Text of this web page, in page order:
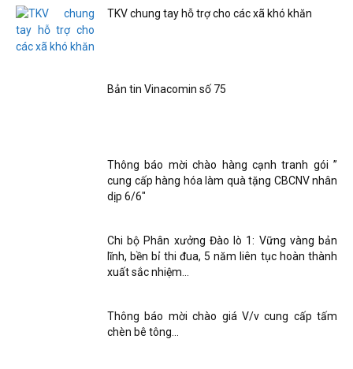
TKV chung tay hỗ trợ cho các xã khó khăn
Bản tin Vinacomin số 75
Thông báo mời chào hàng cạnh tranh gói ”
cung cấp hàng hóa làm quà tặng CBCNV nhân
dịp 6/6″
Chi bộ Phân xưởng Đào lò 1: Vững vàng bản
lĩnh, bền bỉ thi đua, 5 năm liên tục hoàn thành
xuất sắc nhiệm...
Thông báo mời chào giá V/v cung cấp tấm
chèn bê tông…